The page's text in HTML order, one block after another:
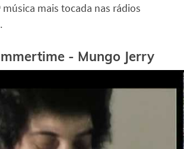
música mais tocada nas rádios
- Mungo Jerry